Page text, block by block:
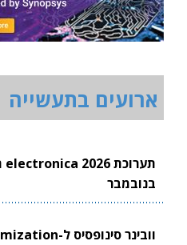
ארועים בתעשייה
בנובמבר